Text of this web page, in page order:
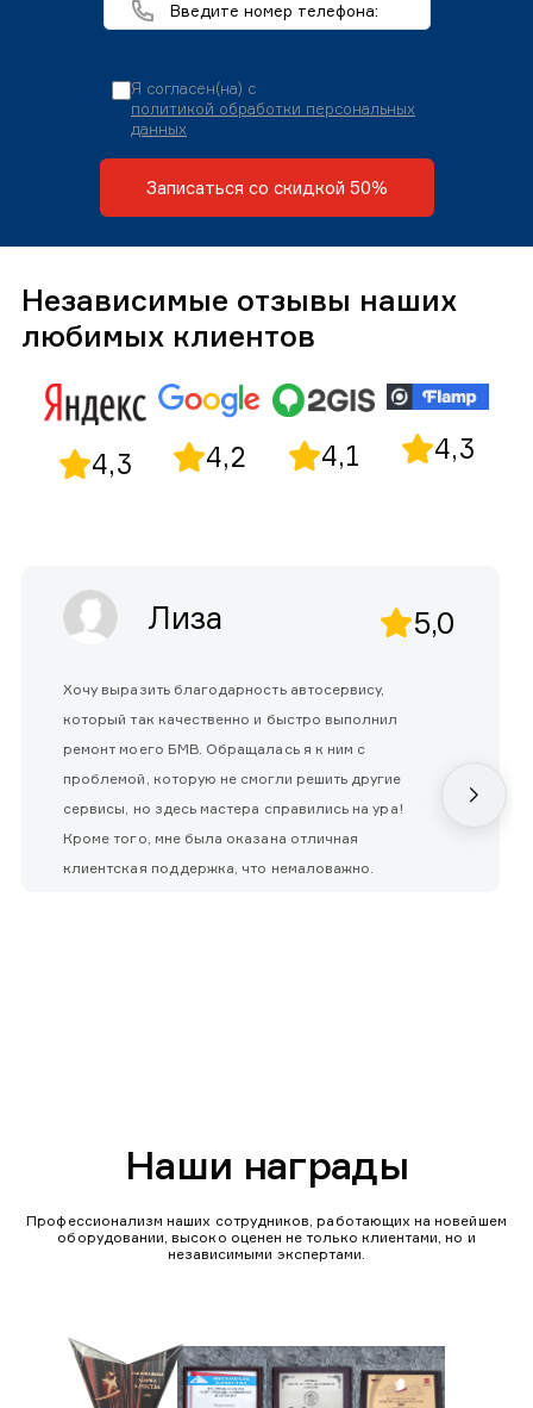
Я согласен(на) с
политикой обработки персональных
данных
Записаться со скидкой 50%
Независимые отзывы наших
любимых клиентов
4,3 4,2 4,1 4,3
Лиза 5,0
Хочу выразить благодарность автосервису,
который так качественно и быстро выполнил
ремонт моего БМВ. Обращалась я к ним с
проблемой, которую не смогли решить другие
сервисы, но здесь мастера справились на ура!
Кроме того, мне была оказана отличная
клиентская поддержка, что немаловажно.
Наши награды
Профессионализм наших сотрудников, работающих на новейшем
оборудовании, высоко оценен не только клиентами, но и
независимыми экспертами.